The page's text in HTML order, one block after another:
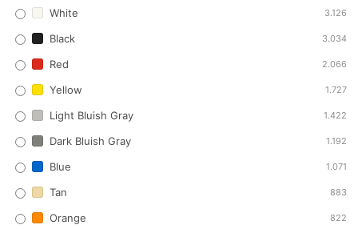
White
3.126
Black 3.034
Red 2.066
Yellow 1.727
Light Bluish Gray 1.422
Dark Bluish Gray 1.192
Blue 1.071
Tan 883
Orange 822